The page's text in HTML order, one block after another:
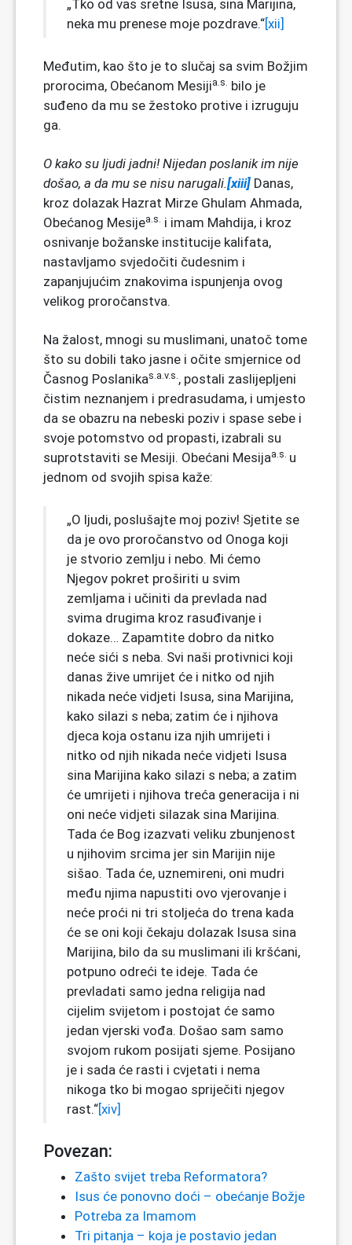
„Tko od vas sretne Isusa, sina Marijina,
neka mu prenese moje pozdrave.“[xii]
Međutim, kao što je to slučaj sa svim Božjim
prorocima, Obećanom Mesijia.s. bilo je
suđeno da mu se žestoko protive i izruguju
ga.
O kako su ljudi jadni! Nijedan poslanik im nije
došao, a da mu se nisu narugali.[xiii] Danas,
kroz dolazak Hazrat Mirze Ghulam Ahmada,
Obećanog Mesijea.s. i imam Mahdija, i kroz
osnivanje božanske institucije kalifata,
nastavljamo svjedočiti čudesnim i
zapanjujućim znakovima ispunjenja ovog
velikog proročanstva.
Na žalost, mnogi su muslimani, unatoč tome
što su dobili tako jasne i očite smjernice od
Časnog Poslanikas.a.v.s. , postali zaslijepljeni
čistim neznanjem i predrasudama, i umjesto
da se obazru na nebeski poziv i spase sebe i
svoje potomstvo od propasti, izabrali su
suprotstaviti se Mesiji. Obećani Mesijaa.s. u
jednom od svojih spisa kaže:
„O ljudi, poslušajte moj poziv! Sjetite se
da je ovo proročanstvo od Onoga koji
je stvorio zemlju i nebo. Mi ćemo
Njegov pokret proširiti u svim
zemljama i učiniti da prevlada nad
svima drugima kroz rasuđivanje i
dokaze… Zapamtite dobro da nitko
neće sići s neba. Svi naši protivnici koji
danas žive umrijet će i nitko od njih
nikada neće vidjeti Isusa, sina Marijina,
kako silazi s neba; zatim će i njihova
djeca koja ostanu iza njih umrijeti i
nitko od njih nikada neće vidjeti Isusa
sina Marijina kako silazi s neba; a zatim
će umrijeti i njihova treća generacija i ni
oni neće vidjeti silazak sina Marijina.
Tada će Bog izazvati veliku zbunjenost
u njihovim srcima jer sin Marijin nije
sišao. Tada će, uznemireni, oni mudri
među njima napustiti ovo vjerovanje i
neće proći ni tri stoljeća do trena kada
će se oni koji čekaju dolazak Isusa sina
Marijina, bilo da su muslimani ili kršćani,
potpuno odreći te ideje. Tada će
prevladati samo jedna religija nad
cijelim svijetom i postojat će samo
jedan vjerski vođa. Došao sam samo
svojom rukom posijati sjeme. Posijano
je i sada će rasti i cvjetati i nema
nikoga tko bi mogao spriječiti njegov
rast.“[xiv]
Povezan:
Zašto svijet treba Reformatora?
Isus će ponovno doći – obećanje Božje
Potreba za Imamom
Tri pitanja – koja je postavio jedan